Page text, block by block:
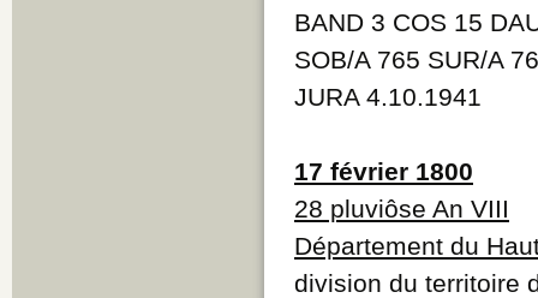
BAND 3 COS 15
SOB/A 765 SUR/A
JURA 4.10.1941
17 février 1800
28 pluviôse An VIII
Département du
division du territoire